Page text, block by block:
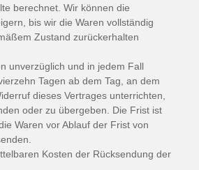
berechnet. Wir können die
bis wir die Waren vollständig
Zustand zurückerhalten
unverzüglich und in jedem Fall
Tagen ab dem Tag, an dem
dieses Vertrages unterrichten,
oder zu übergeben. Die Frist ist
Waren vor Ablauf der Frist von
Kosten der Rücksendung der